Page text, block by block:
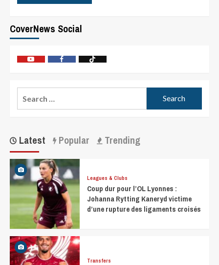
CoverNews Social
Latest Popular Trending
Leagues & Clubs
Coup dur pour l’OL Lyonnes :
Johanna Rytting Kaneryd victime
d’une rupture des ligaments croisés
Transfers